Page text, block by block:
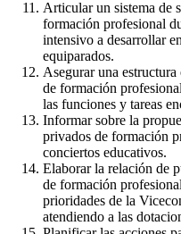
Articular un sistema de
formación profesional
intensivo a desarrollar
equiparados.
Asegurar una
de formación
las funciones y tareas
Informar sobre la
privados de formación
conciertos educativos.
Elaborar la relación de
de formación
prioridades de la
atendiendo a las